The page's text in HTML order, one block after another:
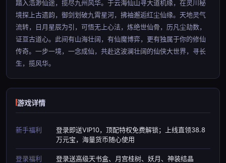
踏入浩渺仙途，揽尽九州风华。于云海仙山寻大道机缘，在灵川秘
境探上古遗韵，御剑划破九霄星河，拂袖邂逅红尘仙缘。天地灵气
流转，日月星辰为引，可悟无上心法，炼绝世仙骨，历凡尘劫数，
证亘古道心。此间有山海壮阔，有仙魔博弈，更有独属于你的修仙
传奇。一步一境，一念成仙，共赴这波澜壮阔的仙侠大世界，寻长
生，揽风华。
游戏详情
新手福利
登录即送VIP10，顶配特权免费解锁；上线直领38.8
万元宝，海量货币随心使用
登录福利
登录送高级天书盒、月宫桂树、妖月、神装结晶